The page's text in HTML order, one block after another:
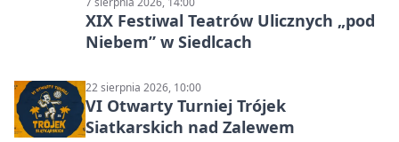
XIX Festiwal Teatrów Ulicznych „pod
Niebem” w Siedlcach
22 sierpnia 2026, 10:00
VI Otwarty Turniej Trójek
Siatkarskich nad Zalewem